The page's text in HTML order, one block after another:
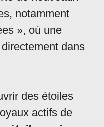
notamment
», où une
dans
des étoiles
actifs de